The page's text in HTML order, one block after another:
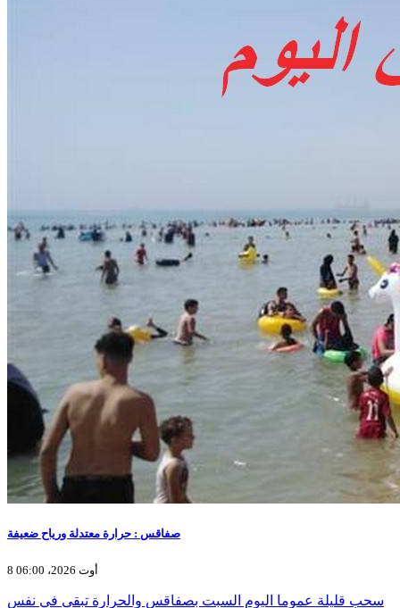
صفاقس : حرارة معتدلة ورياح ضعيفة
8 أوت 2026، 06:00
سحب قليلة عموما اليوم السبت بصفاقس والحرارة تبقى في نفس